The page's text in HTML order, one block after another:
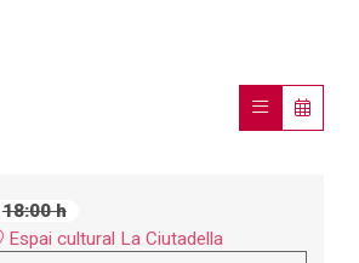
18:00 h
Espai cultural La Ciutadella